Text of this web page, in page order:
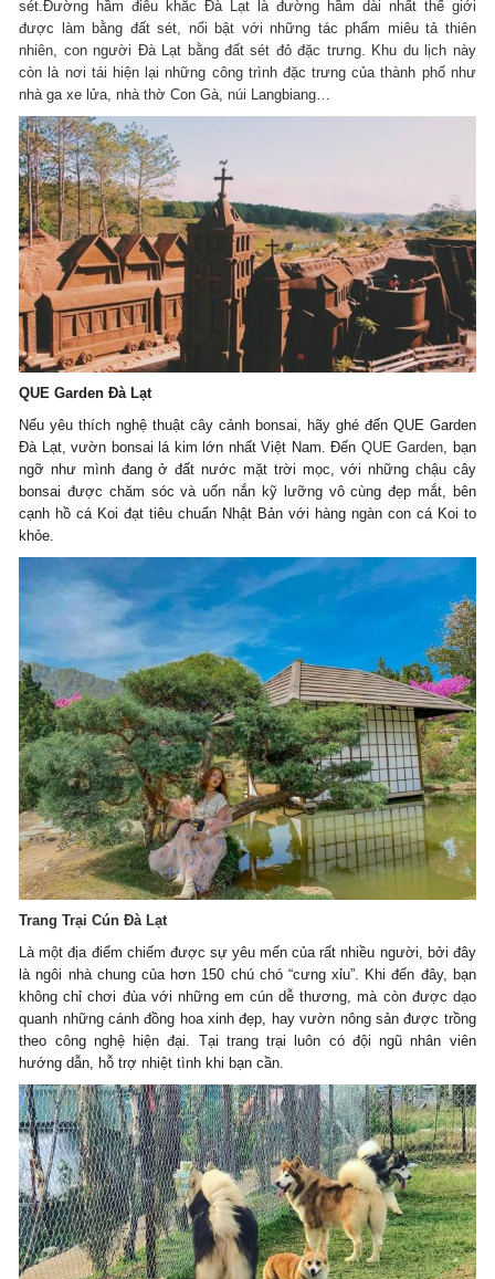
sét.Đường hầm điêu khắc Đà Lạt là đường hầm dài nhất thế giới
được làm bằng đất sét, nổi bật với những tác phẩm miêu tả thiên
nhiên, con người Đà Lạt bằng đất sét đỏ đặc trưng. Khu du lịch này
còn là nơi tái hiện lại những công trình đặc trưng của thành phố như
nhà ga xe lửa, nhà thờ Con Gà, núi Langbiang…
QUE Garden Đà Lạt
Nếu yêu thích nghệ thuật cây cảnh bonsai, hãy ghé đến QUE Garden
Đà Lạt, vườn bonsai lá kim lớn nhất Việt Nam. Đến QUE Garden , bạn
ngỡ như mình đang ở đất nước mặt trời mọc, với những chậu cây
bonsai được chăm sóc và uốn nắn kỹ lưỡng vô cùng đẹp mắt, bên
cạnh hồ cá Koi đạt tiêu chuẩn Nhật Bản với hàng ngàn con cá Koi to
khỏe.
Trang Trại Cún Đà Lạt
Là một địa điểm chiếm được sự yêu mến của rất nhiều người, bởi đây
là ngôi nhà chung của hơn 150 chú chó “cưng xỉu”. Khi đến đây, bạn
không chỉ chơi đùa với những em cún dễ thương, mà còn được dạo
quanh những cánh đồng hoa xinh đẹp, hay vườn nông sản được trồng
theo công nghệ hiện đại. Tại trang trại luôn có đội ngũ nhân viên
hướng dẫn, hỗ trợ nhiệt tình khi bạn cần.